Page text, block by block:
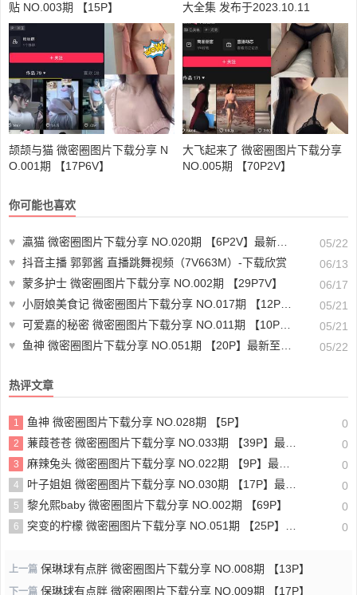
贴 NO.003期 【15P】
大全集 发布于2023.10.11
颉颉与猫 微密圈图片下载分享 N
O.001期 【17P6V】
大飞起来了 微密圈图片下载分享
NO.005期 【70P2V】
你可能也喜欢
♥ 瀛猫 微密圈图片下载分享 NO.020期 【6P2V】最新至：2023.10.26
05/22
♥ 抖音主播 郭郭酱 直播跳舞视频（7V663M）-下载欣赏
06/13
♥ 蒙多护士 微密圈图片下载分享 NO.002期 【29P7V】
06/17
♥ 小厨娘美食记 微密圈图片下载分享 NO.017期 【12P】最新至：2023.8.7
05/21
♥ 可爱嘉的秘密 微密圈图片下载分享 NO.011期 【10P】最新至：2023.5.22
05/21
♥
鱼神 微密圈图片下载分享 NO.051期 【20P】最新至：2023.9.4 05/22
热评文章
1 鱼神 微密圈图片下载分享 NO.028期 【5P】 0
2 蒹葭苍苍 微密圈图片下载分享 NO.033期 【39P】最新至：2024.9.2 0
3 麻辣兔头 微密圈图片下载分享 NO.022期 【9P】最新至：2023.8.21 0
4 叶子姐姐 微密圈图片下载分享 NO.030期 【17P】最新至：2024.9.6 0
5 黎允熙baby 微密圈图片下载分享 NO.002期 【69P】 0
6 突变的柠檬 微密圈图片下载分享 NO.051期 【25P】最新至：2024.9.8 0
上一篇 保琳球有点胖 微密圈图片下载分享 NO.008期 【13P】
下一篇 保琳球有点胖 微密圈图片下载分享 NO.009期 【17P】